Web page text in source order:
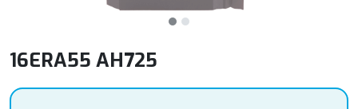
16ERA55 AH725